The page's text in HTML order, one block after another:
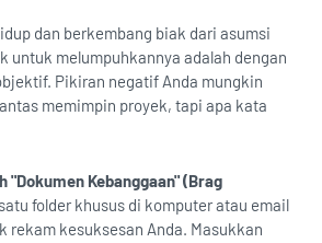
dan berkembang biak dari asumsi
untuk melumpuhkannya adalah dengan
Pikiran negatif Anda mungkin
memimpin proyek, tapi apa kata
Kebanggaan" (Brag
folder khusus di komputer atau email
rekam kesuksesan Anda. Masukkan